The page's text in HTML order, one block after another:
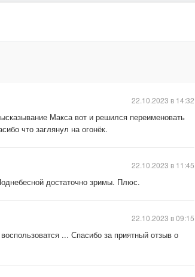
Макса вот и решился переименовать
что заглянул на огонёк.
22.10.2023 в 14:32
достаточно зримы. Плюс.
22.10.2023 в 11:45
... Спасибо за приятный отзыв о
22.10.2023 в 09:15